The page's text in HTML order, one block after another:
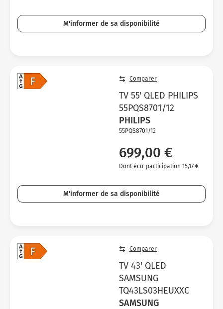
M'informer de sa disponibilité
Comparer
TV 55' QLED PHILIPS
55PQS8701/12
PHILIPS
55PQS8701/12
699,00 €
Dont éco-participation 15,17 €
M'informer de sa disponibilité
Comparer
TV 43' QLED
SAMSUNG
TQ43LS03HEUXXC
SAMSUNG